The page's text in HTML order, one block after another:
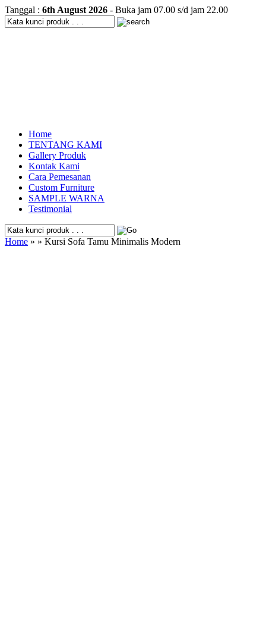
Tanggal : 6th August 2026 - Buka jam 07.00 s/d jam 22.00
Home
TENTANG KAMI
Gallery Produk
Kontak Kami
Cara Pemesanan
Custom Furniture
SAMPLE WARNA
Testimonial
Home » » Kursi Sofa Tamu Minimalis Modern